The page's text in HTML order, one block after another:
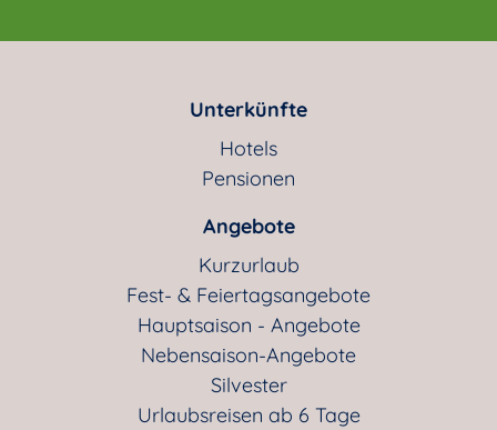
Unterkünfte
Hotels
Pensionen
Angebote
Kurzurlaub
Fest- & Feiertagsangebote
Hauptsaison - Angebote
Nebensaison-Angebote
Silvester
Urlaubsreisen ab 6 Tage